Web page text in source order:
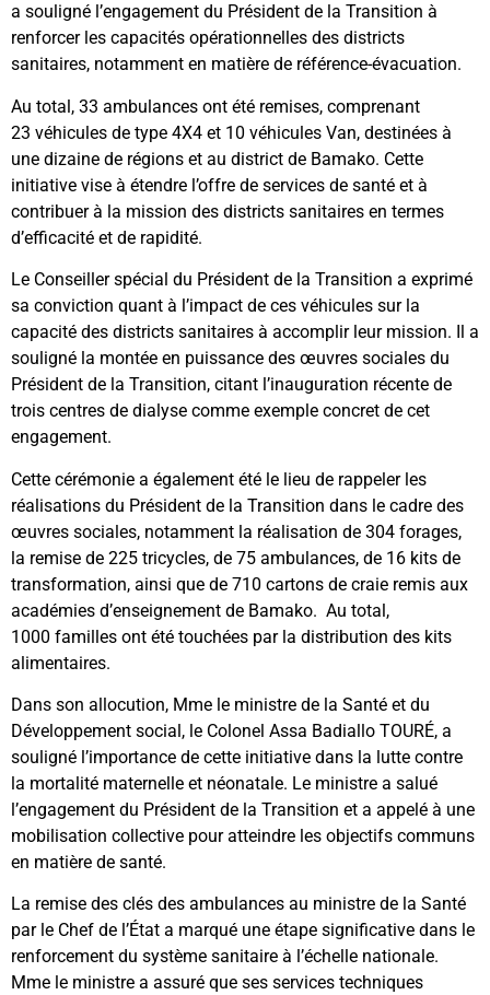
a souligné l’engagement du Président de la Transition à
renforcer les capacités opérationnelles des districts
sanitaires, notamment en matière de référence-évacuation.
Au total, 33 ambulances ont été remises, comprenant
23 véhicules de type 4X4 et 10 véhicules Van, destinées à
une dizaine de régions et au district de Bamako. Cette
initiative vise à étendre l’offre de services de santé et à
contribuer à la mission des districts sanitaires en termes
d’efficacité et de rapidité.
Le Conseiller spécial du Président de la Transition a exprimé
sa conviction quant à l’impact de ces véhicules sur la
capacité des districts sanitaires à accomplir leur mission. Il a
souligné la montée en puissance des œuvres sociales du
Président de la Transition, citant l’inauguration récente de
trois centres de dialyse comme exemple concret de cet
engagement.
Cette cérémonie a également été le lieu de rappeler les
réalisations du Président de la Transition dans le cadre des
œuvres sociales, notamment la réalisation de 304 forages,
la remise de 225 tricycles, de 75 ambulances, de 16 kits de
transformation, ainsi que de 710 cartons de craie remis aux
académies d’enseignement de Bamako. Au total,
1000 familles ont été touchées par la distribution des kits
alimentaires.
Dans son allocution, Mme le ministre de la Santé et du
Développement social, le Colonel Assa Badiallo TOURÉ, a
souligné l’importance de cette initiative dans la lutte contre
la mortalité maternelle et néonatale. Le ministre a salué
l’engagement du Président de la Transition et a appelé à une
mobilisation collective pour atteindre les objectifs communs
en matière de santé.
La remise des clés des ambulances au ministre de la Santé
par le Chef de l’État a marqué une étape significative dans le
renforcement du système sanitaire à l’échelle nationale.
Mme le ministre a assuré que ses services techniques